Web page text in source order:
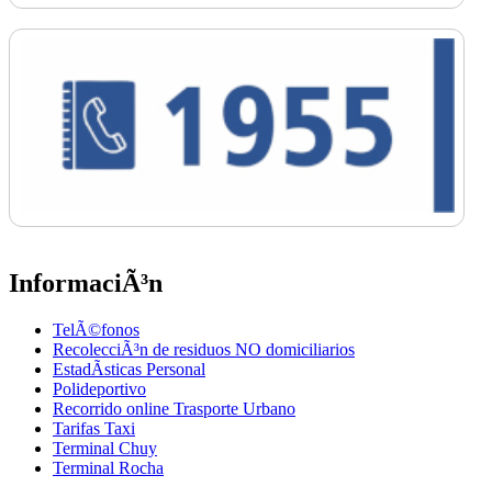
InformaciÃ³n
TelÃ©fonos
RecolecciÃ³n de residuos NO domiciliarios
EstadÃ­sticas Personal
Polideportivo
Recorrido online Trasporte Urbano
Tarifas Taxi
Terminal Chuy
Terminal Rocha